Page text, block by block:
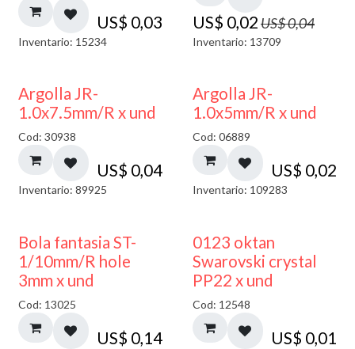
US$ 0,03
Inventario: 15234
US$ 0,02US$0,04
Inventario: 13709
Argolla JR-
1.0x7.5mm/R x und
Cod: 30938
US$ 0,04
Inventario: 89925
Argolla JR-
1.0x5mm/R x und
Cod: 06889
US$ 0,02
Inventario: 109283
Bola fantasia ST-
1/10mm/R hole
3mm x und
Cod: 13025
US$ 0,14
0123 oktan
Swarovski crystal
PP22 x und
Cod: 12548
US$ 0,01